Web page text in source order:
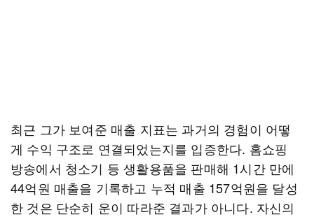
최근 그가 보여준 매출 지표는 과거의 경험이 어떻
게 수익 구조로 연결되었는지를 입증한다. 홈쇼핑
방송에서 청소기 등 생활용품을 판매해 1시간 만에
44억원 매출을 기록하고 누적 매출 157억원을 달성
한 것은 단순히 운이 따라준 결과가 아니다. 자신의